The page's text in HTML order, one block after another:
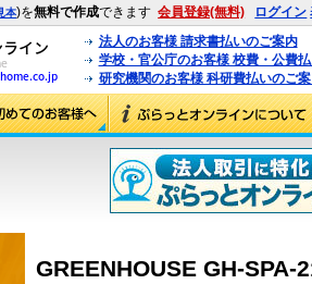
本)を無料で作成できます 会員登録(無料) ログイン
法人のお客様 請求書払いのご案内
学校・官公庁のお客様 校費・公費
研究機関のお客様 科研費払いのご
GREENHOUSE GH-